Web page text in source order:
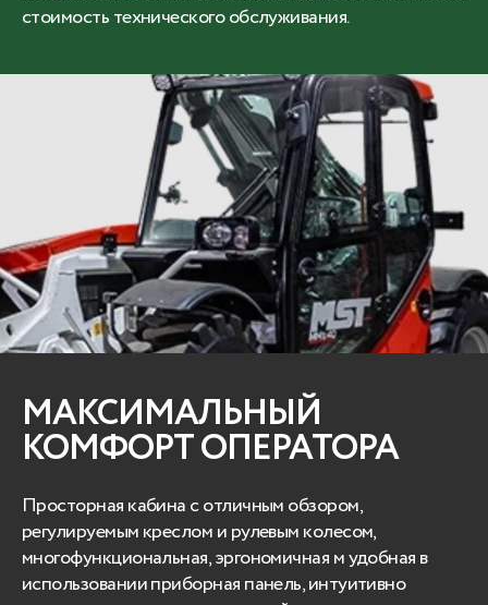
стоимость технического обслуживания.
МАКСИМАЛЬНЫЙ
КОМФОРТ ОПЕРАТОРА
Просторная кабина с отличным обзором,
регулируемым креслом и рулевым колесом,
многофункциональная, эргономичная м удобная в
использовании приборная панель, интуитивно